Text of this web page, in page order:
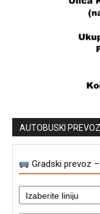
AUTOBUSKI
Gradski prevoz